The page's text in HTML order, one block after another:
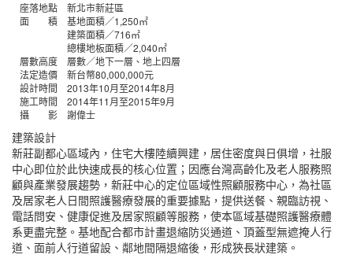
座落地點 新北市新莊區
面 積 基地面積／1,250㎡
建築面積／716㎡
總樓地板面積／2,040㎡
層數高度 層數／地下一層、地上四層
法定造價 新台幣80,000,000元
設計時間 2013年10月至2014年8月
施工時間 2014年11月至2015年9月
攝 影 謝偉士
建築設計
新莊副都心區域內，住宅大樓陸續興建，居住密度與日俱增，社服
中心即位於此快速成長的核心位置；因應台灣高齡化及老人服務照
顧與產業發展趨勢，新莊中心的定位區域性照顧服務中心，為社區
及居家老人日間照護醫療發展的重要據點，提供送餐、親臨訪視、
電話問安、健康促進及居家照顧等服務，使本區域基礎照護醫療體
系更盡完整。基地配合都市計畫退縮防災通道、頂蓋型無遮掩人行
道、面前人行道留設、鄰地間隔退縮後，形成狹長狀建築。